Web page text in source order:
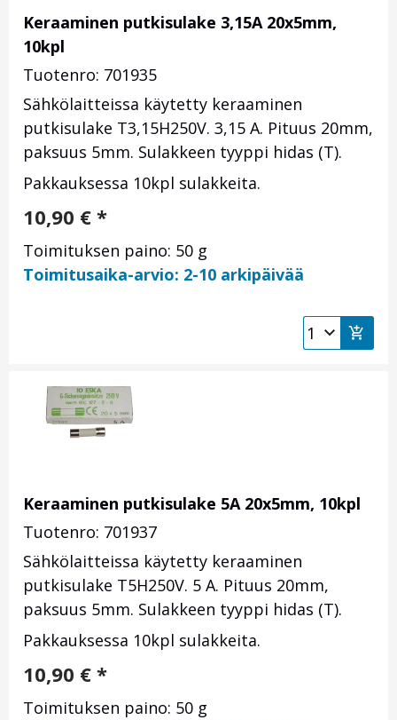
Keraaminen putkisulake 3,15A 20x5mm,
10kpl
Tuotenro: 701935
Sähkölaitteissa käytetty keraaminen
putkisulake T3,15H250V. 3,15 A. Pituus 20mm,
paksuus 5mm. Sulakkeen tyyppi hidas (T).
Pakkauksessa 10kpl sulakkeita.
10,90 € *
Toimituksen paino: 50 g
Toimitusaika-arvio: 2-10 arkipäivää
Keraaminen putkisulake 5A 20x5mm, 10kpl
Tuotenro: 701937
Sähkölaitteissa käytetty keraaminen
putkisulake T5H250V. 5 A. Pituus 20mm,
paksuus 5mm. Sulakkeen tyyppi hidas (T).
Pakkauksessa 10kpl sulakkeita.
10,90 € *
Toimituksen paino: 50 g